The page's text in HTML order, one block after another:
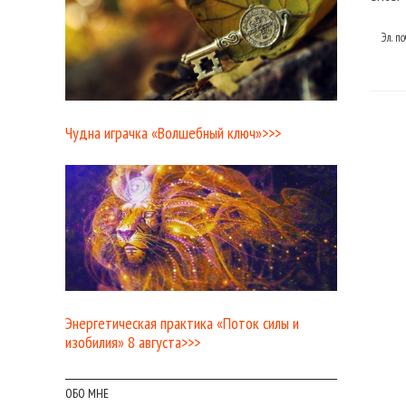
Эл.
Чудна играчка «Волшебный ключ»>>>
Энергетическая практика «Поток силы и
изобилия» 8 августа>>>
ОБО МНЕ